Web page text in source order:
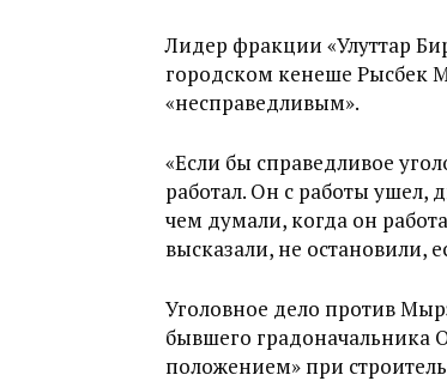
Лидер фракции «Улуттар
городском кенеше Рысбек
«несправедливым».
«Если бы справедливое
работал. Он с работы ушел,
чем думали, когда он
высказали, не остановили,
Уголовное дело против
бывшего градоначальника
положением» при